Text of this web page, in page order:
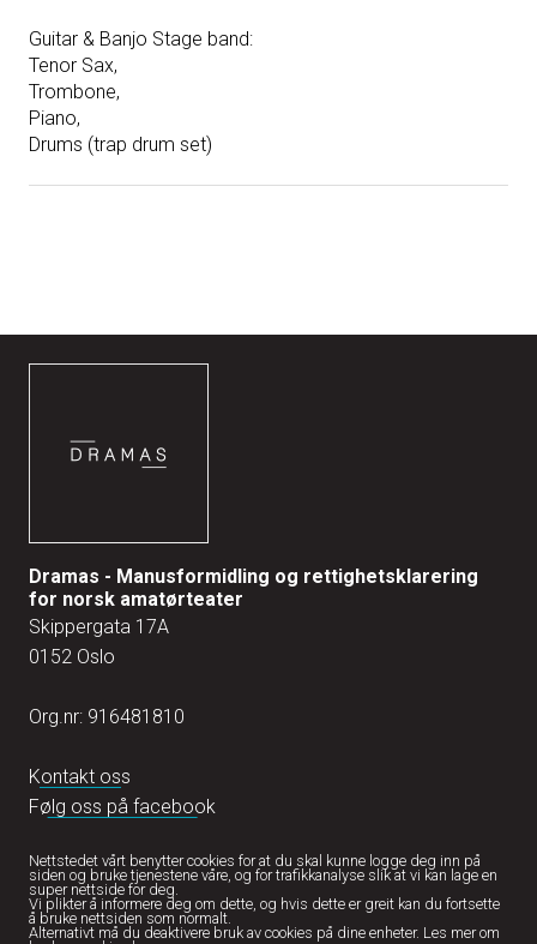
Guitar & Banjo Stage band:
Tenor Sax,
Trombone,
Piano,
Drums (trap drum set)
Dramas - Manusformidling og rettighetsklarering
for norsk amatørteater
Skippergata 17A
0152 Oslo
Org.nr: 916481810
Kontakt oss
Følg oss på facebook
Nettstedet vårt benytter cookies for at du skal kunne logge deg inn på
siden og bruke tjenestene våre, og for trafikkanalyse slik at vi kan lage en
super nettside for deg.
Vi plikter å informere deg om dette, og hvis dette er greit kan du fortsette
å bruke nettsiden som normalt.
Alternativt må du deaktivere bruk av cookies på dine enheter. Les mer om